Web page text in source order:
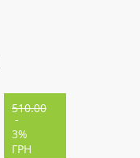
510.00
-
3%
ГРН